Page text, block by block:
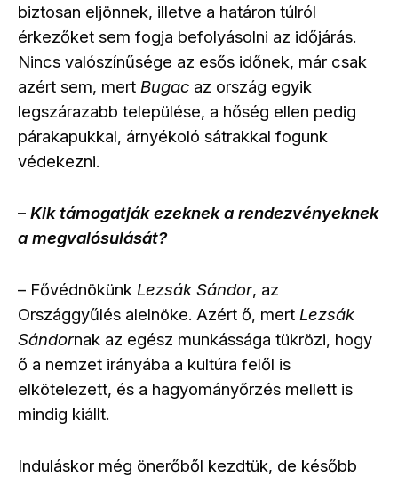
biztosan eljönnek, illetve a határon túlról
érkezőket sem fogja befolyásolni az időjárás.
Nincs valószínűsége az esős időnek, már csak
azért sem, mert Bugac az ország egyik
legszárazabb települése, a hőség ellen pedig
párakapukkal, árnyékoló sátrakkal fogunk
védekezni.
– Kik támogatják ezeknek a rendezvényeknek
a megvalósulását?
– Fővédnökünk Lezsák Sándor, az
Országgyűlés alelnöke. Azért ő, mert Lezsák
Sándornak az egész munkássága tükrözi, hogy
ő a nemzet irányába a kultúra felől is
elkötelezett, és a hagyományőrzés mellett is
mindig kiállt.
Induláskor még önerőből kezdtük, de később